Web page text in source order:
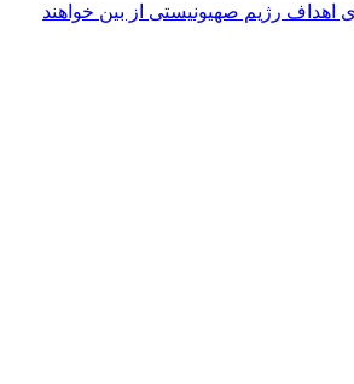
رژیم صهیونیستی از بین خواهند